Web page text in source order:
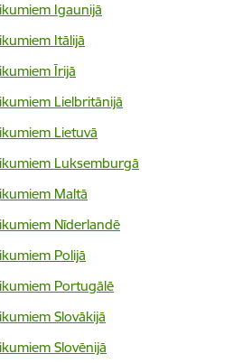
Igaunijā
Itālijā
Īrijā
Lielbritānijā
Lietuvā
Luksemburgā
Maltā
Nīderlandē
Polijā
Portugālē
Slovākijā
Slovēnijā